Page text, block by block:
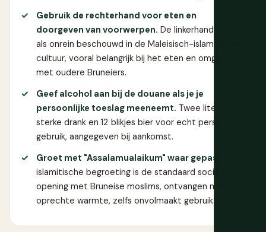
Gebruik de rechterhand voor eten en
doorgeven van voorwerpen. De linkerhand wordt
als onrein beschouwd in de Maleisisch-islamitische
cultuur, vooral belangrijk bij het eten en omgaan
met oudere Bruneiers.
Geef alcohol aan bij de douane als je je
persoonlijke toeslag meeneemt. Twee liter
sterke drank en 12 blikjes bier voor echt persoonlijk
gebruik, aangegeven bij aankomst.
Groet met "Assalamualaikum" waar gepast.
islamitische begroeting is de standaard sociale
opening met Bruneise moslims, ontvangen met
oprechte warmte, zelfs onvolmaakt gebruikt.